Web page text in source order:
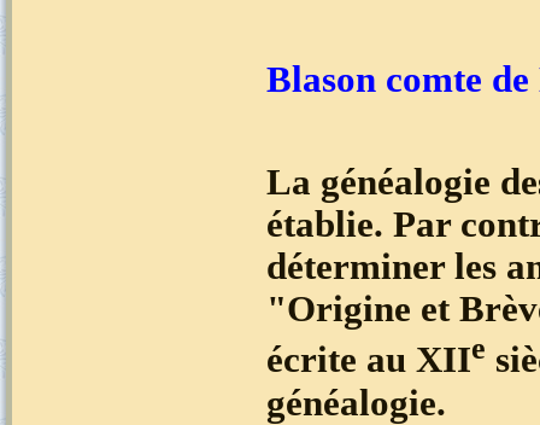
Blason comte de
La généalogie
établie. Par
déterminer les
"Origine et
écrite au XIIe
généalogie.